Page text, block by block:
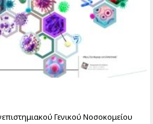
Γενικού Νοσοκομείου